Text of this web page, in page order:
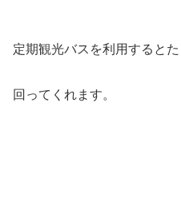
定期観光バスを利用すると
回ってくれます。